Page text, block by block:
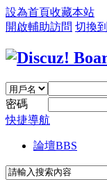
設為首頁收藏本站
開啟輔助訪問 切換
密碼
快捷導航
論壇BBS